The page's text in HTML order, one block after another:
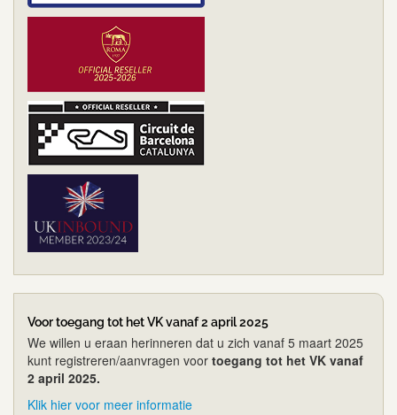
Voor toegang tot het VK vanaf 2 april 2025
We willen u eraan herinneren dat u zich vanaf 5 maart 2025
kunt registreren/aanvragen voor toegang tot het VK vanaf
2 april 2025.
Klik hier voor meer informatie